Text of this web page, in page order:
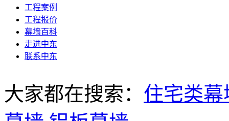
工程案例
工程报价
幕墙百科
走进中东
联系中东
大家都在搜索： 住宅类幕